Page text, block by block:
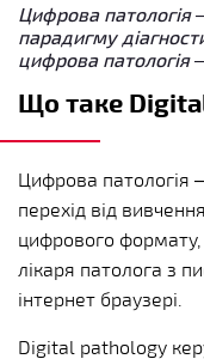
Цифрова патологія
парадигму
цифрова патологія
Що таке
Цифрова патологія
перехід від
цифрового
лікаря патолога з
інтернет браузері.
Digital pathology